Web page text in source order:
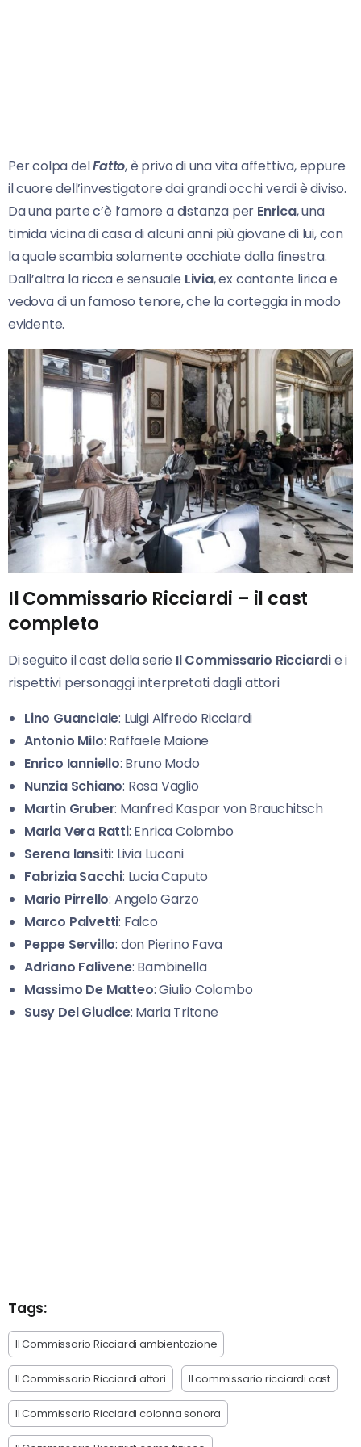
Per colpa delFatto, è privo di una vita affettiva, eppure
il cuore dell’investigatore dai grandi occhi verdi è diviso.
Da una parte c’è l’amore a distanza per Enrica, una
timida vicina di casa di alcuni anni più giovane di lui, con
la quale scambia solamente occhiate dalla finestra.
Dall’altra la ricca e sensuale Livia, ex cantante lirica e
vedova di un famoso tenore, che la corteggia in modo
evidente.
Il Commissario Ricciardi – il cast
completo
Di seguito il cast della serie Il Commissario Ricciardie i
rispettivi personaggi interpretati dagli attori
Lino Guanciale: Luigi Alfredo Ricciardi
Antonio Milo: Raffaele Maione
Enrico Ianniello: Bruno Modo
Nunzia Schiano: Rosa Vaglio
Martin Gruber: Manfred Kaspar von Brauchitsch
Maria Vera Ratti: Enrica Colombo
Serena Iansiti: Livia Lucani
Fabrizia Sacchi: Lucia Caputo
Mario Pirrello: Angelo Garzo
Marco Palvetti: Falco
Peppe Servillo: don Pierino Fava
Adriano Falivene: Bambinella
Massimo De Matteo: Giulio Colombo
Susy Del Giudice: Maria Tritone
Tags:
Il Commissario Ricciardi ambientazione
Il Commissario Ricciardi attori Il commissario ricciardi cast
Il Commissario Ricciardi colonna sonora